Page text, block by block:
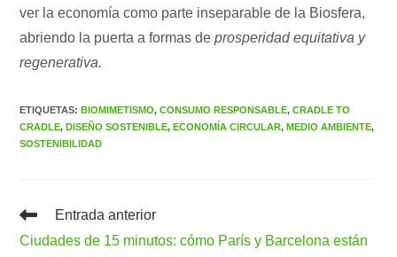
ver la economía como parte inseparable de la Biosfera,
abriendo la puerta a formas deprosperidad equitativa y
regenerativa.
ETIQUETAS:BIOMIMETISMO, CONSUMO RESPONSABLE, CRADLE TO
CRADLE, DISEÑO SOSTENIBLE, ECONOMÍA CIRCULAR, MEDIO AMBIENTE,
SOSTENIBILIDAD
Leer
artículos
Entrada anterior
Ciudades de 15 minutos: cómo París y Barcelona están